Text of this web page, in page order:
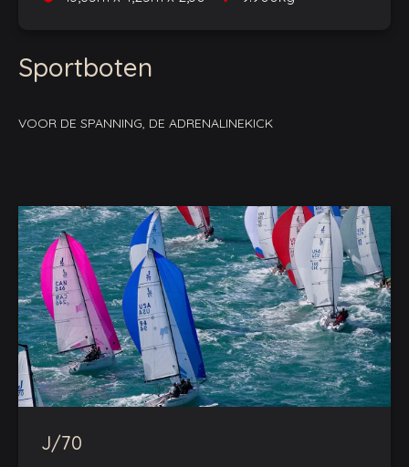
Sportboten
VOOR DE SPANNING, DE ADRENALINEKICK
J/70